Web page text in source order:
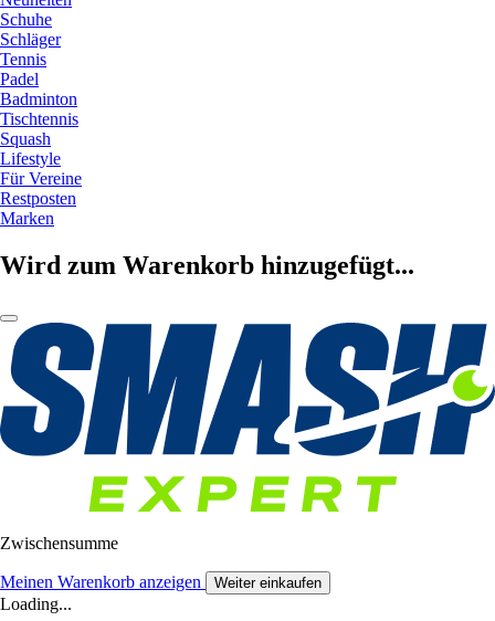
Schuhe
Schläger
Tennis
Padel
Badminton
Tischtennis
Squash
Lifestyle
Für Vereine
Restposten
Marken
Wird zum Warenkorb hinzugefügt...
Zwischensumme
Meinen Warenkorb anzeigen Weiter einkaufen
Loading...